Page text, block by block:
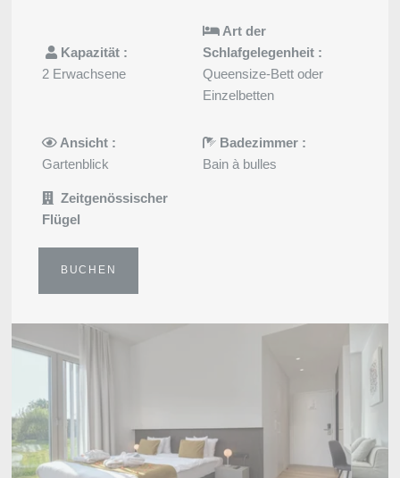
Kapazität :
2 Erwachsene
Art der
Schlafgelegenheit :
Queensize-Bett oder
Einzelbetten
Ansicht :
Gartenblick
Badezimmer :
Bain à bulles
Zeitgenössischer
Flügel
BUCHEN